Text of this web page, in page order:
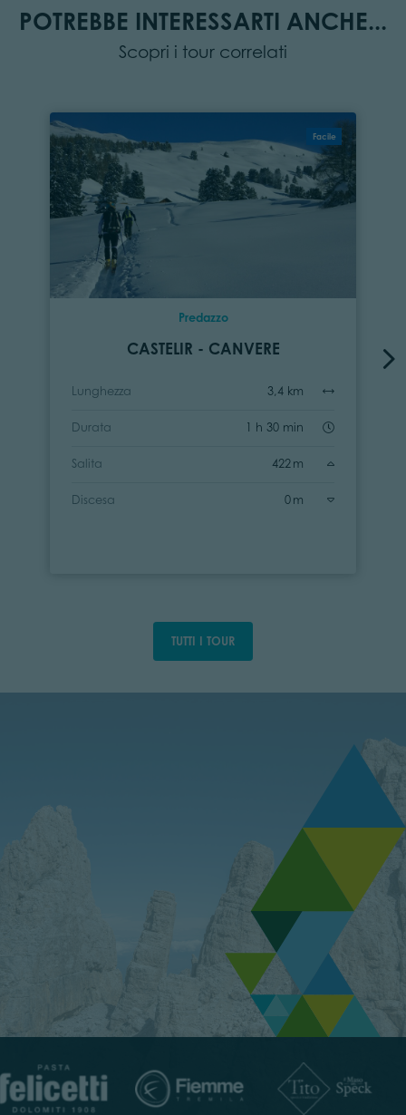
POTREBBE INTERESSARTI ANCHE...
Scopri i tour correlati
Facile
Predazzo
CASTELIR - CANVERE
Lunghezza 3,4 km
Durata 1 h 30 min
Salita 422 m
Discesa 0 m
TUTTI I TOUR